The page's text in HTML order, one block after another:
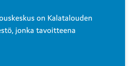
on Kalatalouden
jonka tavoitteena